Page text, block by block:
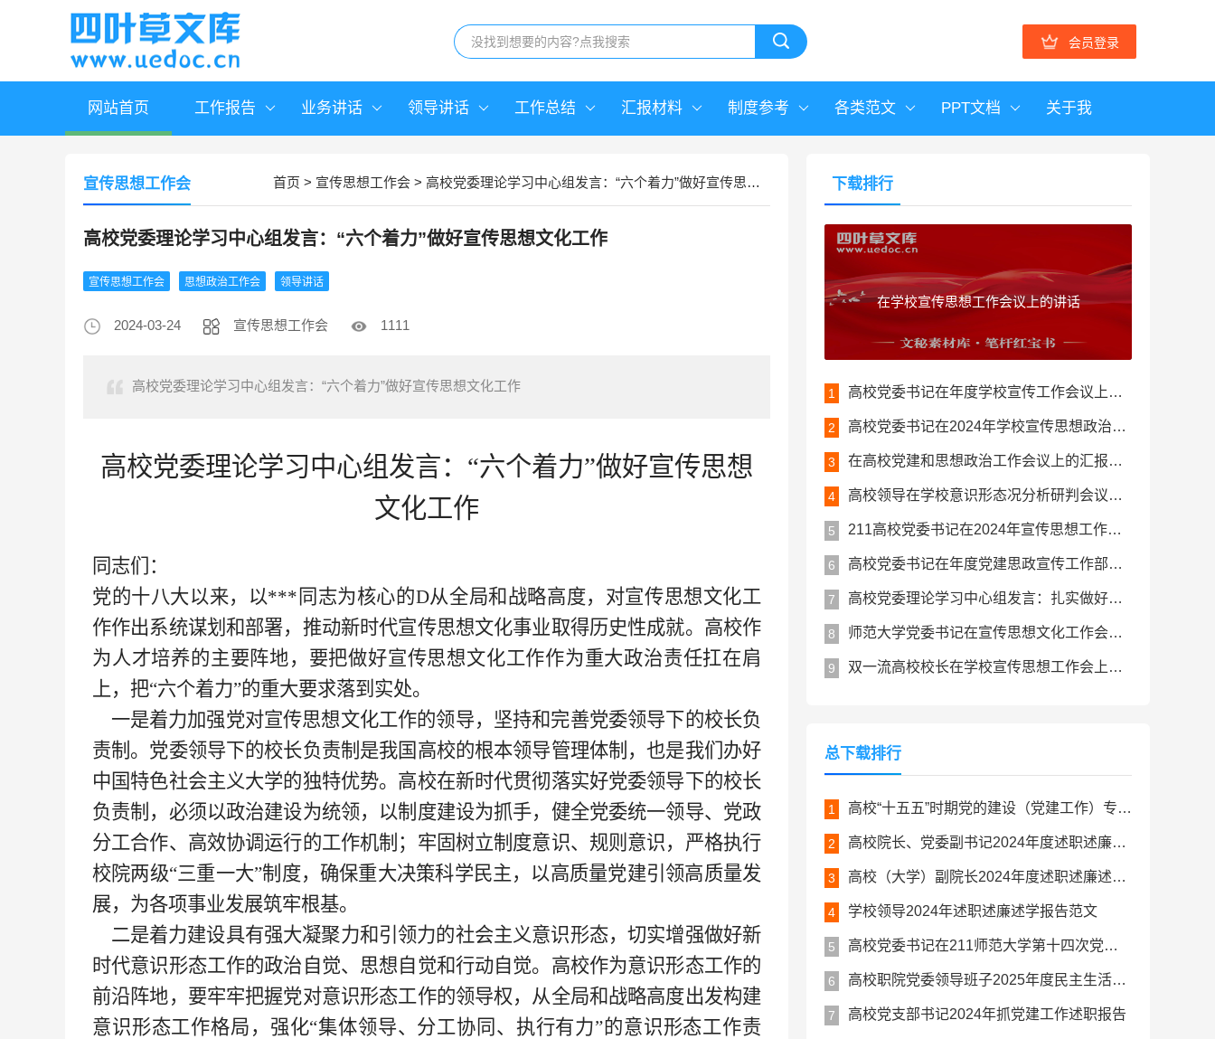
会员登录
网站首页 工作报告 业务讲话 领导讲话 工作总结 汇报材料 制度参考 各类范文 PPT文档 关于我
首页 > 宣传思想工作会 > 高校党委理论学习中心组发言：“六个着力”做好宣传思想文化工作
宣传思想工作会
高校党委理论学习中心组发言：“六个着力”做好宣传思想文化工作
宣传思想工作会 思想政治工作会 领导讲话
2024-03-24 宣传思想工作会 1111
高校党委理论学习中心组发言：“六个着力”做好宣传思想文化工作
高校党委理论学习中心组发言： “六个着力”做好宣传思想
文化工作
同志们：
党的十八大以来，以***同志为核心的D从全局和战略高度，对宣传思想文化工
作作出系统谋划和部署，推动新时代宣传思想文化事业取得历史性成就。高校作
为人才培养的主要阵地，要把做好宣传思想文化工作作为重大政治责任扛在肩
上，把“六个着力”的重大要求落到实处。
一是着力加强党对宣传思想文化工作的领导，坚持和完善党委领导下的校长负
责制。党委领导下的校长负责制是我国高校的根本领导管理体制，也是我们办好
中国特色社会主义大学的独特优势。高校在新时代贯彻落实好党委领导下的校长
负责制，必须以政治建设为统领，以制度建设为抓手，健全党委统一领导、党政
分工合作、高效协调运行的工作机制；牢固树立制度意识、规则意识，严格执行
校院两级“三重一大”制度，确保重大决策科学民主，以高质量党建引领高质量发
展，为各项事业发展筑牢根基。
二是着力建设具有强大凝聚力和引领力的社会主义意识形态，切实增强做好新
时代意识形态工作的政治自觉、思想自觉和行动自觉。高校作为意识形态工作的
前沿阵地，要牢牢把握党对意识形态工作的领导权，从全局和战略高度出发构建
意识形态工作格局，强化“集体领导、分工协同、执行有力”的意识形态工作责
下载排行
在学校宣传思想工作会议上的讲话
1 高校党委书记在年度学校宣传工作会议上的讲话
2 高校党委书记在2024年学校宣传思想政治工作会上的讲话
3 在高校党建和思想政治工作会议上的汇报发言
4 高校领导在学校意识形态况分析研判会议上的讲话
5 211高校党委书记在2024年宣传思想工作会议上的讲话发言
6 高校党委书记在年度党建思政宣传工作部署会上的讲话
7 高校党委理论学习中心组发言：扎实做好新时代高校宣传思想工作
8 师范大学党委书记在宣传思想文化工作会议上的讲话
9 双一流高校校长在学校宣传思想工作会上的讲话
总下载排行
1 高校“十五五”时期党的建设（党建工作）专项规划
2 高校院长、党委副书记2024年度述职述廉述学工作报告
3 高校（大学）副院长2024年度述职述廉述学报告
4 学校领导2024年述职述廉述学报告范文
5 高校党委书记在211师范大学第十四次党代会上的讲话报告
6 高校职院党委领导班子2025年度民主生活会对照检查材料（五个带头）
7 高校党支部书记2024年抓党建工作述职报告